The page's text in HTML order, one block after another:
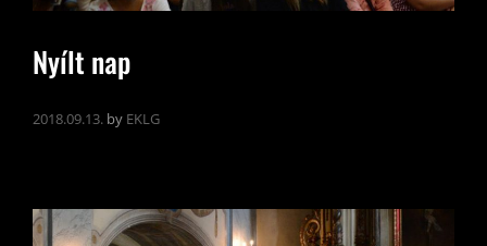
Nyílt nap
2018.09.13. by EKLG